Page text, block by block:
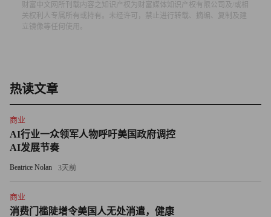
会时，全员会一起阅读备忘录文稿。
他补充道：“写出完整的句子并不容易。句子里需要有动
词，段落需要有主题句。要写出一份长达六页、结构严谨、
叙事逻辑清晰的备忘录，必须具备清晰的思考能力。”
而随着Z世代步入由人工智能主导的职场环境，摩根大通首
席执行官杰米·戴蒙认为，想要在如今的就业市场中脱颖而
财富中文网所刊载内容之知识产权为财富媒体知识产权有限公司及/或相
关权利人专属所有或持有。未经许可，禁止进行转载、摘编、复制及建
立镜像等任何使用。
热读文章
商业
AI行业一众领军人物呼吁美国政府调控
AI发展节奏
Beatrice Nolan 3天前
商业
消费门槛陡增令美国人无处消遣，健康